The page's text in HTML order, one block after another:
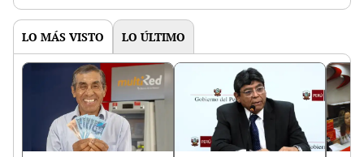
2030
LO MÁS VISTO LO ÚLTIMO